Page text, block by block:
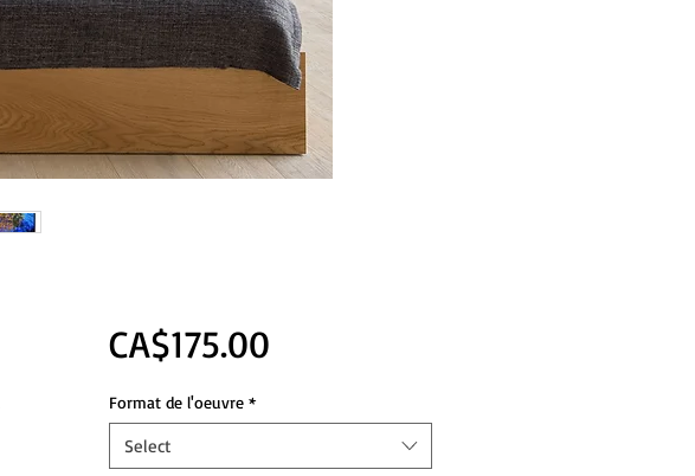
CA$175.00Price
Format de l'oeuvre *
Select